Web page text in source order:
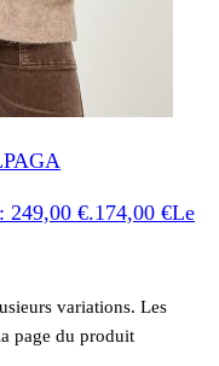
249,00 €.174,00 €Le
variations. Les
page du produit